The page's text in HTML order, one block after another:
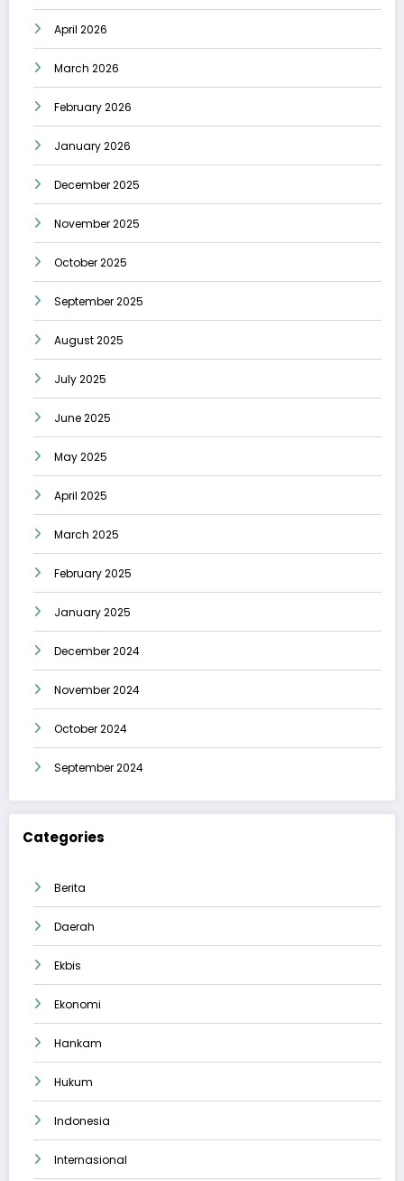
April 2026
March 2026
February 2026
January 2026
December 2025
November 2025
October 2025
September 2025
August 2025
July 2025
June 2025
May 2025
April 2025
March 2025
February 2025
January 2025
December 2024
November 2024
October 2024
September 2024
Categories
Berita
Daerah
Ekbis
Ekonomi
Hankam
Hukum
Indonesia
Internasional